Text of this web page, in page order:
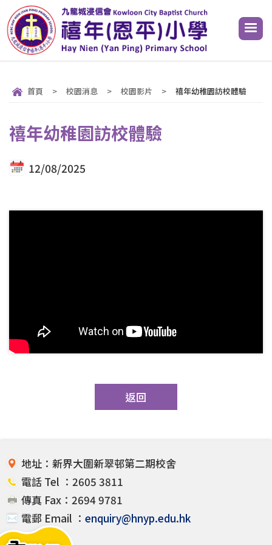
首頁 > 校園消息 > 校園影片 > 禧年幼稚園訪校體驗
禧年幼稚園訪校體驗
12/08/2025
返回
地址：新界大圍新翠邨第二期校舍
電話 Tel ：2605 3811
傳真 Fax：2694 9781
電郵 Email ： enquiry@hnyp.edu.hk